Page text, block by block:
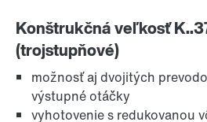
Povrchová a antikorózna
Konštrukčná veľkosť
(trojstupňové)
možnosť aj dvojitých
výstupné otáčky
vyhotovenie s redukovanou